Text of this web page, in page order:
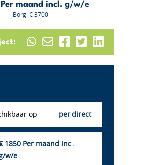
Per maand incl. g/w/e
Borg: € 3700
op per direct
1850 Per maand incl.
w/e